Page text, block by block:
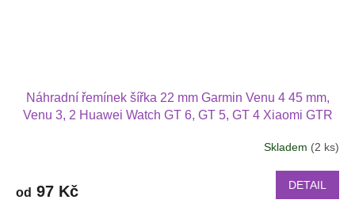
Náhradní řemínek šířka 22 mm Garmin Venu 4 45 mm,
Venu 3, 2 Huawei Watch GT 6, GT 5, GT 4 Xiaomi GTR
Skladem (2 ks)
od 97 Kč DETAIL